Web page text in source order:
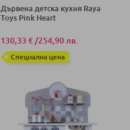
Дървена детска кухня Raya
Toys Pink Heart
130,33 € /254,90 лв.
Специална цена